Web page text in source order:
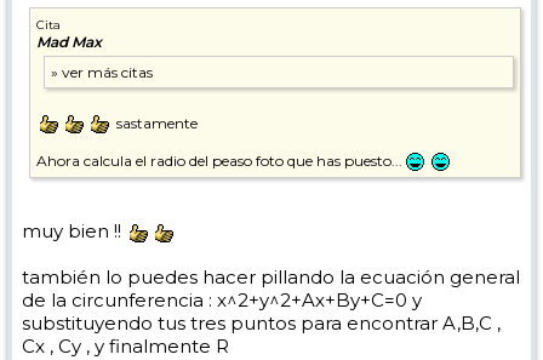
Cita
Mad Max
sastamente
Ahora calcula el radio del peaso foto que has puesto...
muy bien !!
también lo puedes hacer pillando la ecuación general
de la circunferencia : x^2+y^2+Ax+By+C=0 y
substituyendo tus tres puntos para encontrar A,B,C ,
Cx , Cy , y finalmente R